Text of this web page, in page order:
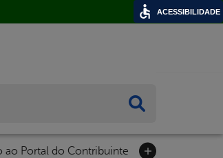
ao Portal do Contribuinte
ACESSIBILIDADE